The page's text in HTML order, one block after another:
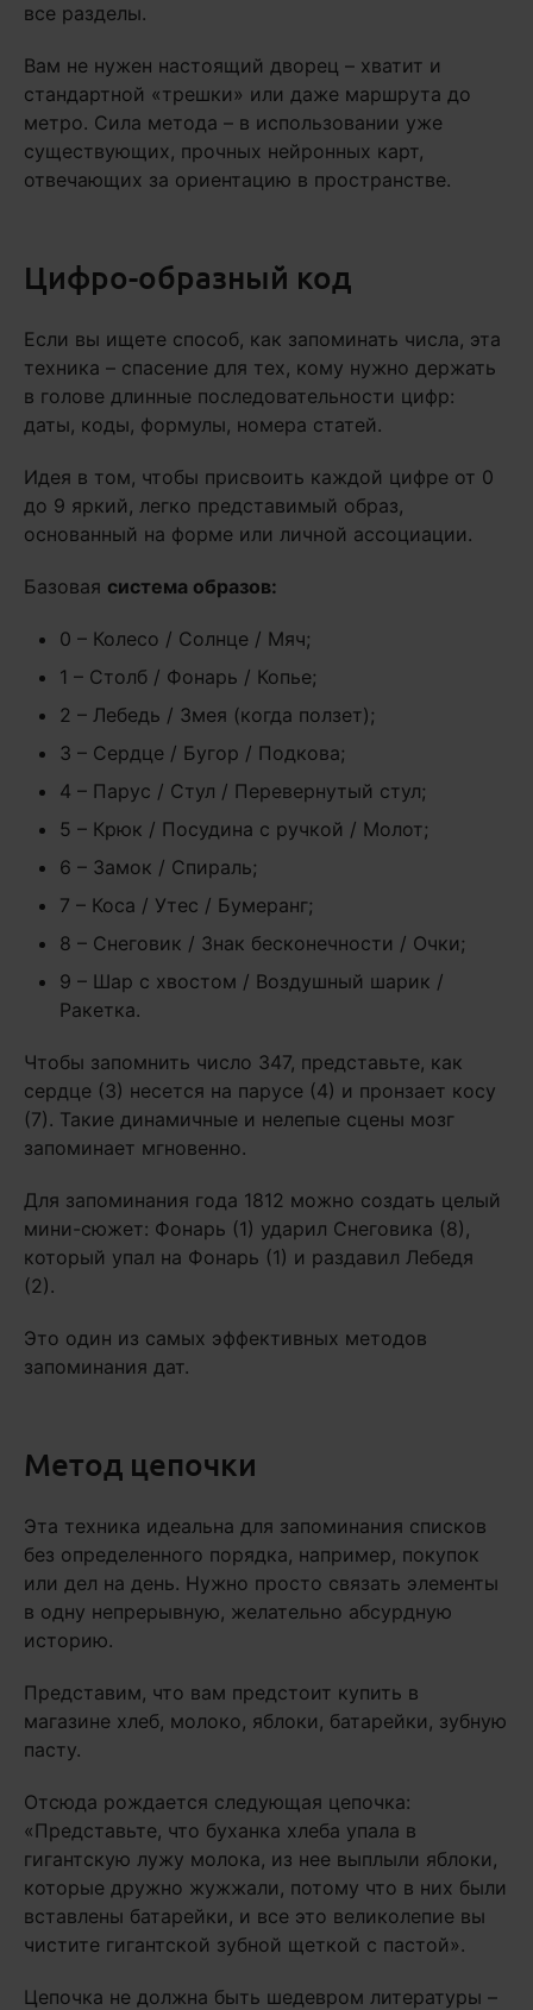
все разделы.
Вам не нужен настоящий дворец – хватит и
стандартной «трешки» или даже маршрута до
метро. Сила метода – в использовании уже
существующих, прочных нейронных карт,
отвечающих за ориентацию в пространстве.
Цифро-образный код
Если вы ищете способ, как запоминать числа, эта
техника – спасение для тех, кому нужно держать
в голове длинные последовательности цифр:
даты, коды, формулы, номера статей.
Идея в том, чтобы присвоить каждой цифре от 0
до 9 яркий, легко представимый образ,
основанный на форме или личной ассоциации.
Базовая система образов:
0 – Колесо / Солнце / Мяч;
1 – Столб / Фонарь / Копье;
2 – Лебедь / Змея (когда ползет);
3 – Сердце / Бугор / Подкова;
4 – Парус / Стул / Перевернутый стул;
5 – Крюк / Посудина с ручкой / Молот;
6 – Замок / Спираль;
7 – Коса / Утес / Бумеранг;
8 – Снеговик / Знак бесконечности / Очки;
9 – Шар с хвостом / Воздушный шарик /
Ракетка.
Чтобы запомнить число 347, представьте, как
сердце (3) несется на парусе (4) и пронзает косу
(7). Такие динамичные и нелепые сцены мозг
запоминает мгновенно.
Для запоминания года 1812 можно создать целый
мини-сюжет: Фонарь (1) ударил Снеговика (8),
который упал на Фонарь (1) и раздавил Лебедя
(2).
Это один из самых эффективных методов
запоминания дат.
Метод цепочки
Эта техника идеальна для запоминания списков
без определенного порядка, например, покупок
или дел на день. Нужно просто связать элементы
в одну непрерывную, желательно абсурдную
историю.
Представим, что вам предстоит купить в
магазине хлеб, молоко, яблоки, батарейки, зубную
пасту.
Отсюда рождается следующая цепочка:
«Представьте, что буханка хлеба упала в
гигантскую лужу молока, из нее выплыли яблоки,
которые дружно жужжали, потому что в них были
вставлены батарейки, и все это великолепие вы
чистите гигантской зубной щеткой с пастой».
Цепочка не должна быть шедевром литературы –